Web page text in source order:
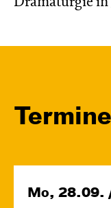
Dramaturgie in
Termine
Mo, 28.09.